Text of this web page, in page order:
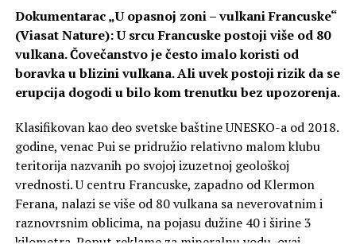
Dokumentarac „U opasnoj zoni – vulkani Francuske“
(Viasat Nature): U srcu Francuske postoji više od 80
vulkana. Čovečanstvo je često imalo koristi od
boravka u blizini vulkana. Ali uvek postoji rizik da se
erupcija dogodi u bilo kom trenutku bez upozorenja.
Klasifikovan kao deo svetske baštine UNESKO-a od 2018.
godine, venac Pui se pridružio relativno malom klubu
teritorija nazvanih po svojoj izuzetnoj geološkoj
vrednosti. U centru Francuske, zapadno od Klermon
Ferana, nalazi se više od 80 vulkana sa neverovatnim i
raznovrsnim oblicima, na pojasu dužine 40 i širine 3
kilometra. Poput reklame za mineralnu vodu, ovaj